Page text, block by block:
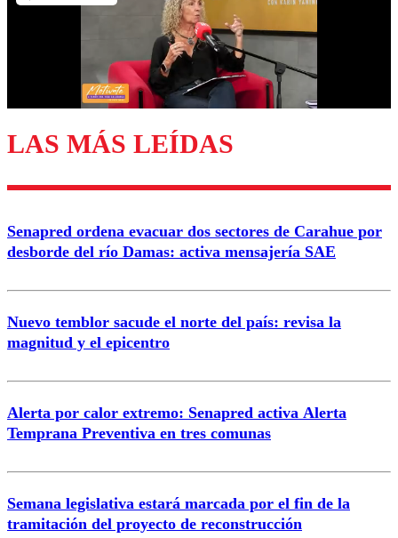
Enviar comentario
LAS MÁS LEÍDAS
Senapred ordena evacuar dos sectores de Carahue por
desborde del río Damas: activa mensajería SAE
Nuevo temblor sacude el norte del país: revisa la
magnitud y el epicentro
Alerta por calor extremo: Senapred activa Alerta
Temprana Preventiva en tres comunas
Semana legislativa estará marcada por el fin de la
tramitación del proyecto de reconstrucción